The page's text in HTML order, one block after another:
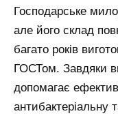
Господарське
але його склад
багато років
ГОСТом. Завдяки
допомагає
антибактеріальну